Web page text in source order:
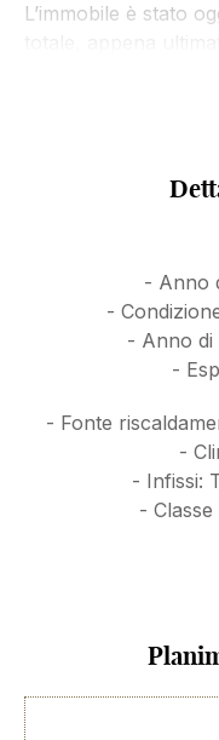
L’immobile è stato
con arredi nuovi, ed
Ingresso nella zona
La zona giorno è
sedie e mobile tv.
elettrodomestici e
favoriscono un
Il bagno, con box
sospesi, è
per la lavatrice.
Segnaliamo
(abbiamo un buon
- Anno
-
- Anno di
-
- Fonte
-
- Infissi:
- Classe